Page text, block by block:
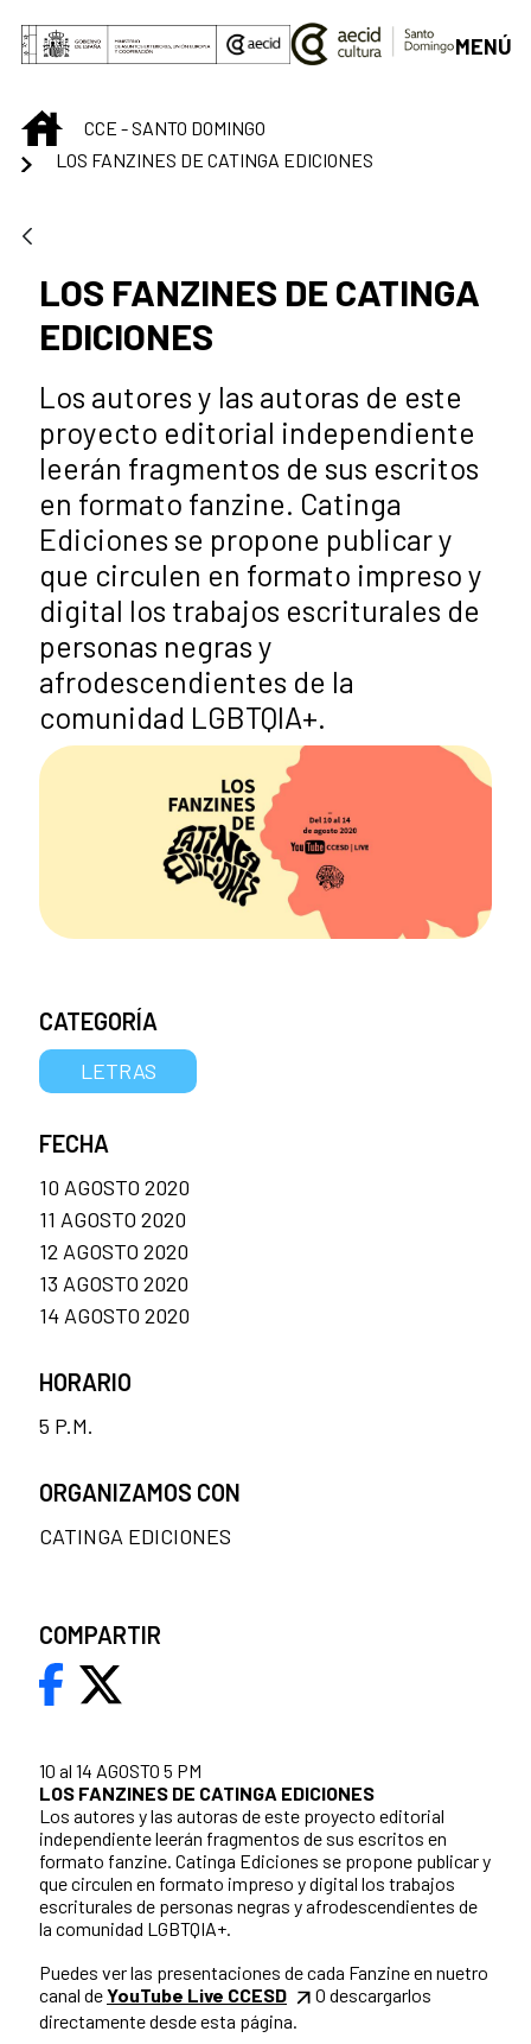
Saltar al contenido principal
MENÚ
INICIOCCE - SANTO DOMINGO
LOS FANZINES DE CATINGA EDICIONES
LOS FANZINES DE CATINGA
EDICIONES
Los autores y las autoras de este
proyecto editorial independiente
leerán fragmentos de sus escritos
en formato fanzine. Catinga
Ediciones se propone publicar y
que circulen en formato impreso y
digital los trabajos escriturales de
personas negras y
afrodescendientes de la
comunidad LGBTQIA+.
10 al 14 AGOSTO 5 PM
LOS FANZINES DE CATINGA EDICIONES
Los autores y las autoras de este proyecto editorial
independiente leerán fragmentos de sus escritos en
formato fanzine. Catinga Ediciones se propone publicar y
que circulen en formato impreso y digital los trabajos
escriturales de personas negras y afrodescendientes de
la comunidad LGBTQIA+.
Puedes ver las presentaciones de cada Fanzine en nuetro
canal deYouTube Live CCESD
O descargarlos
directamente desde esta página.
CATEGORÍA
LETRAS
FECHA
10 AGOSTO 2020
11 AGOSTO 2020
12 AGOSTO 2020
13 AGOSTO 2020
14 AGOSTO 2020
HORARIO
5 P.M.
ORGANIZAMOS CON
CATINGA EDICIONES
COMPARTIR